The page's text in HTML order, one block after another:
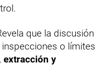
que la discusión
o límites
extracción y